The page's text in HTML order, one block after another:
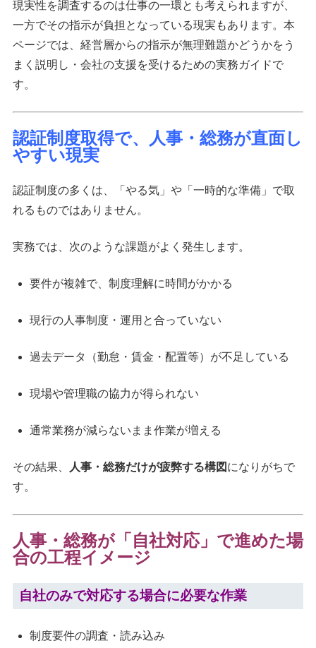
現実性を調査するのは仕事の一環とも考えられますが、
一方でその指示が負担となっている現実もあります。本
ページでは、経営層からの指示が無理難題かどうかをう
まく説明し・会社の支援を受けるための実務ガイドで
す。
認証制度取得で、人事・総務が直面し
やすい現実
認証制度の多くは、「やる気」や「一時的な準備」で取
れるものではありません。
実務では、次のような課題がよく発生します。
要件が複雑で、制度理解に時間がかかる
現行の人事制度・運用と合っていない
過去データ（勤怠・賃金・配置等）が不足している
現場や管理職の協力が得られない
通常業務が減らないまま作業が増える
その結果、 人事・総務だけが疲弊する構図 になりがちで
す。
人事・総務が「自社対応」で進めた場
合の工程イメージ
自社のみで対応する場合に必要な作業
制度要件の調査・読み込み